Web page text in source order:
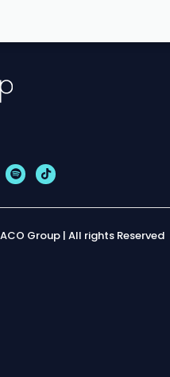
Group | All rights Reserved